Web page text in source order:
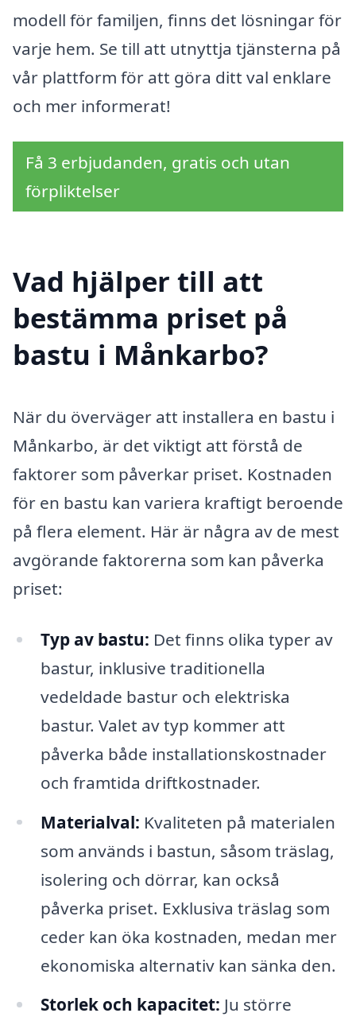
modell för familjen, finns det lösningar för
varje hem. Se till att utnyttja tjänsterna på
vår plattform för att göra ditt val enklare
och mer informerat!
Få 3 erbjudanden, gratis och utan
förpliktelser
Vad hjälper till att
bestämma priset på
bastu i Månkarbo?
När du överväger att installera en bastu i
Månkarbo, är det viktigt att förstå de
faktorer som påverkar priset. Kostnaden
för en bastu kan variera kraftigt beroende
på flera element. Här är några av de mest
avgörande faktorerna som kan påverka
priset:
Typ av bastu: Det finns olika typer av
bastur, inklusive traditionella
vedeldade bastur och elektriska
bastur. Valet av typ kommer att
påverka både installationskostnader
och framtida driftkostnader.
Materialval: Kvaliteten på materialen
som används i bastun, såsom träslag,
isolering och dörrar, kan också
påverka priset. Exklusiva träslag som
ceder kan öka kostnaden, medan mer
ekonomiska alternativ kan sänka den.
Storlek och kapacitet: Ju större